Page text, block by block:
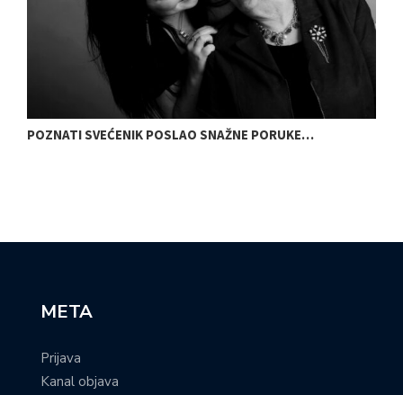
POZNATI SVEĆENIK POSLAO SNAŽNE PORUKE…
META
Prijava
Kanal objava